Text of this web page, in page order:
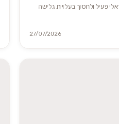
פעיל ולחסוך בעלויות גלישה
27/07/2026